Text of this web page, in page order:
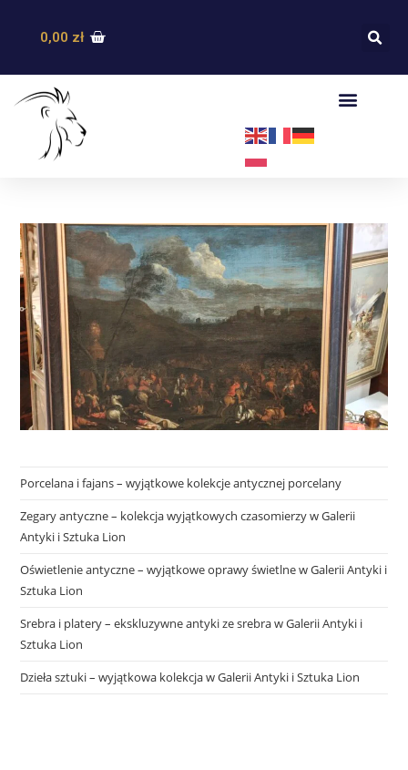
0,00 zł
Porcelana i fajans – wyjątkowe kolekcje antycznej porcelany
Zegary antyczne – kolekcja wyjątkowych czasomierzy w Galerii
Antyki i Sztuka Lion
Oświetlenie antyczne – wyjątkowe oprawy świetlne w Galerii Antyki i
Sztuka Lion
Srebra i platery – ekskluzywne antyki ze srebra w Galerii Antyki i
Sztuka Lion
Dzieła sztuki – wyjątkowa kolekcja w Galerii Antyki i Sztuka Lion